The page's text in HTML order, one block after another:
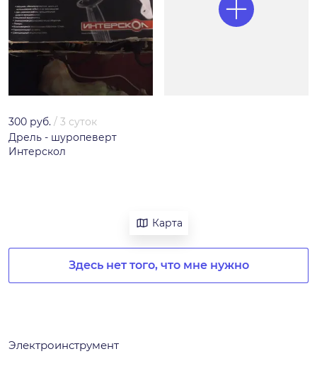
300 руб. / 3 суток
Дрель - шуропеверт
Интерскол
Карта
Здесь нет того, что мне нужно
Электроинструмент